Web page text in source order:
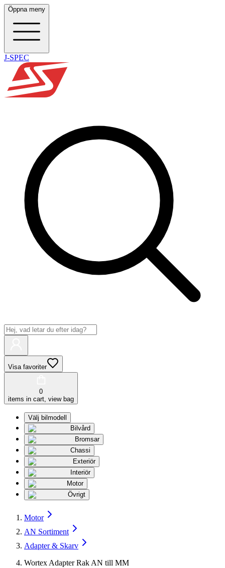
Öppna meny
J-SPEC
Visa favoriter
0
items in cart, view bag
Välj bilmodell
Bilvård
Bromsar
Chassi
Exteriör
Interiör
Motor
Övrigt
Motor
AN Sortiment
Adapter & Skarv
Wortex Adapter Rak AN till MM